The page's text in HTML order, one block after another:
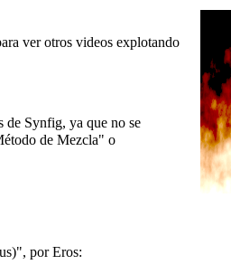
ver otros videos explotando
de Synfig, ya que no se
de Mezcla" o
", por Eros: